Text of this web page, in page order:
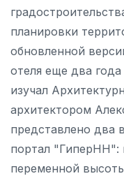
планировки
обновленной
отеля еще два
изучал
архитектором
представлено два
портал "ГиперНН":
переменной